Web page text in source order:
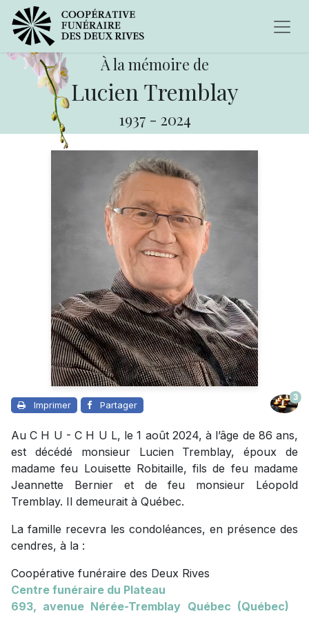
À la mémoire de
Lucien Tremblay
1937 - 2024
Imprimer Partager
3
Au C H U - C H U L, le 1 août 2024, à l’âge de 86 ans,
est décédé monsieur Lucien Tremblay, époux de
madame feu Louisette Robitaille, fils de feu madame
Jeannette Bernier et de feu monsieur Léopold
Tremblay. Il demeurait à Québec.
La famille recevra les condoléances, en présence des
cendres, à la :
Coopérative funéraire des Deux Rives
Centre funéraire du Plateau
693, avenue Nérée-Tremblay Québec (Québec)